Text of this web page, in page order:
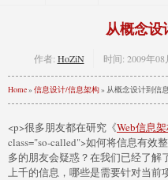
从概念设
作者: HoZiN 时间: 2009年08
Home» 信息设计/信息架构» 从概念设计到信
<p>很多朋友都在研究《Web信息
class="so-called">如何将信息有效
多的朋友会疑惑？在我们已经了解
上千的信息，哪些是需要针对当前